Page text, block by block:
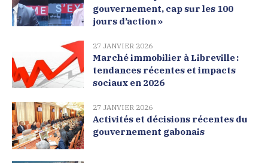
gouvernement, cap sur les 100
jours d’action »
27 JANVIER 2026
Marché immobilier à Libreville :
tendances récentes et impacts
sociaux en 2026
27 JANVIER 2026
Activités et décisions récentes du
gouvernement gabonais